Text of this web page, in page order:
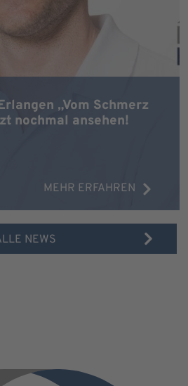
„Vom Schmerz
nochmal ansehen!
MEHR ERFAHREN
NEWS